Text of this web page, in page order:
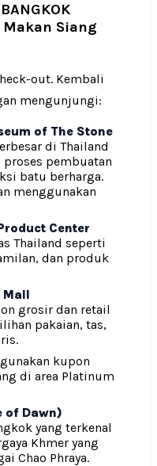
Siang
out. Kembali
mengunjungi:
of The Stone
di Thailand
pembuatan
batu berharga.
menggunakan
Center
Thailand seperti
dan produk
Mall
grosir dan retail
pakaian, tas,
kupon
di area Platinum
of Dawn)
yang terkenal
Khmer yang
Chao Phraya.